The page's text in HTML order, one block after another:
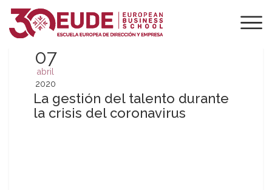
07
abril
2020
La gestión del talento durante
la crisis del coronavirus